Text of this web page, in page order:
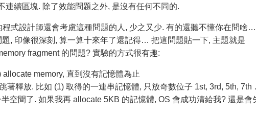
連續區塊. 除了效能問題之外, 是沒有任何不同的.
程式設計師還會考慮這種問題的人, 少之又少. 有的還聽不懂你在問啥…
, 印像很深刻, 算一算十來年了還記得… 把這問題貼一下, 主題就是
fragment 的問題? 實驗的方式很有趣:
memory, 直到沒有記憶體為止
著釋放. 比如 (1) 取得的一連串記憶體, 只放奇數位子 1st, 3rd, 5th,
空間了. 如果我再 allocate 5KB 的記憶體, OS 會成功清給我? 還是會